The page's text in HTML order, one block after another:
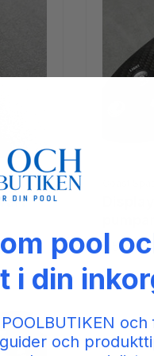
Ordinarie
pris
1 500 kr
pool
i din
och
och